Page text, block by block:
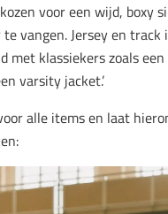
voor een wijd, boxy
te vangen. Jersey en
met klassiekers zoals een
varsity jacket.’
alle items en laat